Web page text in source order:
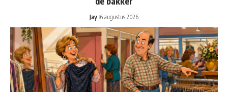
Jay 6 augustus 2026